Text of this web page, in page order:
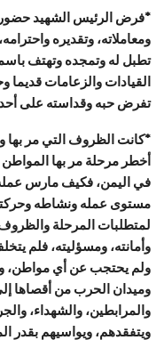
*فرض الرئيس الشهيد
ومعاملاته، وتقديره
تطبل له وتمجده وتهتف
القيادات والزعامات قديما
تفرض حبه وقداسته على
*كانت الظروف التي مر بها
أخطر مرحلة مر بها
في اليمن، فكيف مارس
مستوى عمله ونشاطه
لمتطلبات المرحلة والظروف
وأمانته، ومسؤليته، فلم
ولم يحتجب عن أي مواطن،
وميدان الحرب من أقصاها
والمرابطين، والشهداء،
ويتفقدهم، ويواسيهم بقدر